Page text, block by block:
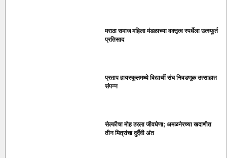
मराठा समाज महिला मंडळाच्या वक्तृत्व स्पर्धेला उत्स्फूर्त
प्रतिसाद
प्रताप हायस्कूलमध्ये विद्यार्थी संघ निवडणूक उत्साहात
संपन्न
सेल्फीचा मोह ठरला जीवघेणा; अमळनेरच्या खदाणीत
तीन मित्रांचा दुर्दैवी अंत